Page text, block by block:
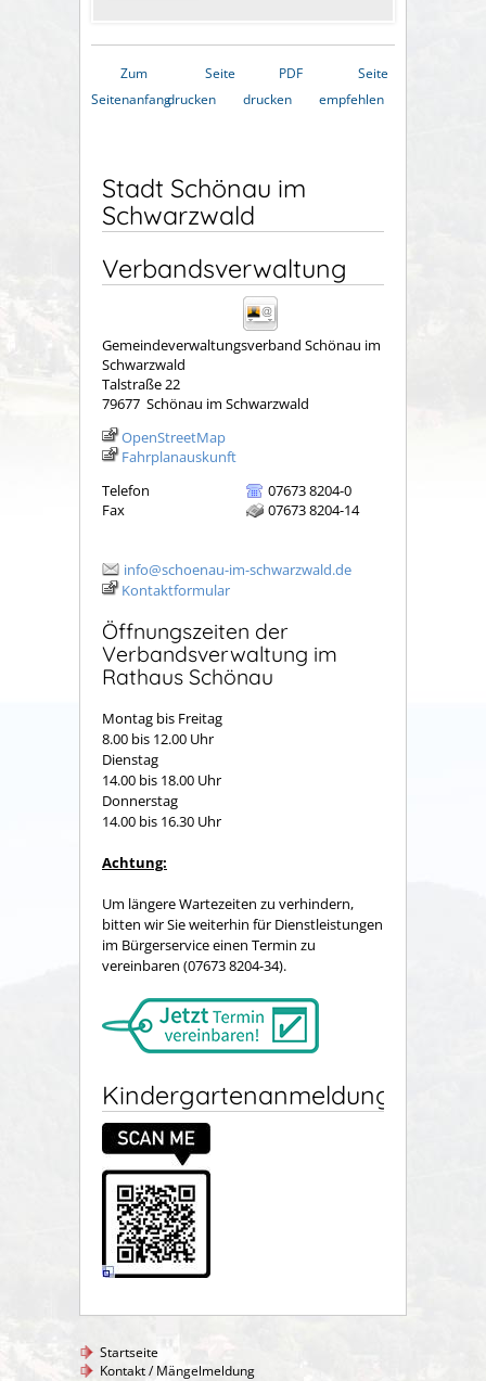
Zum
Seitenanfang
Seite
drucken
PDF
drucken
Seite
empfehlen
Stadt Schönau im
Schwarzwald
Verbandsverwaltung
Gemeindeverwaltungsverband Schönau im
Schwarzwald
Talstraße 22
79677 Schönau im Schwarzwald
OpenStreetMap
Fahrplanauskunft
Telefon
07673 8204-0
Fax
07673 8204-14
info@schoenau-im-schwarzwald.de
Kontaktformular
Öffnungszeiten der
Verbandsverwaltung im
Rathaus Schönau
Montag bis Freitag
8.00 bis 12.00 Uhr
Dienstag
14.00 bis 18.00 Uhr
Donnerstag
14.00 bis 16.30 Uhr
Achtung:
Um längere Wartezeiten zu verhindern,
bitten wir Sie weiterhin für Dienstleistungen
im Bürgerservice einen Termin zu
vereinbaren (07673 8204-34).
Kindergartenanmeldung
Startseite
Kontakt / Mängelmeldung